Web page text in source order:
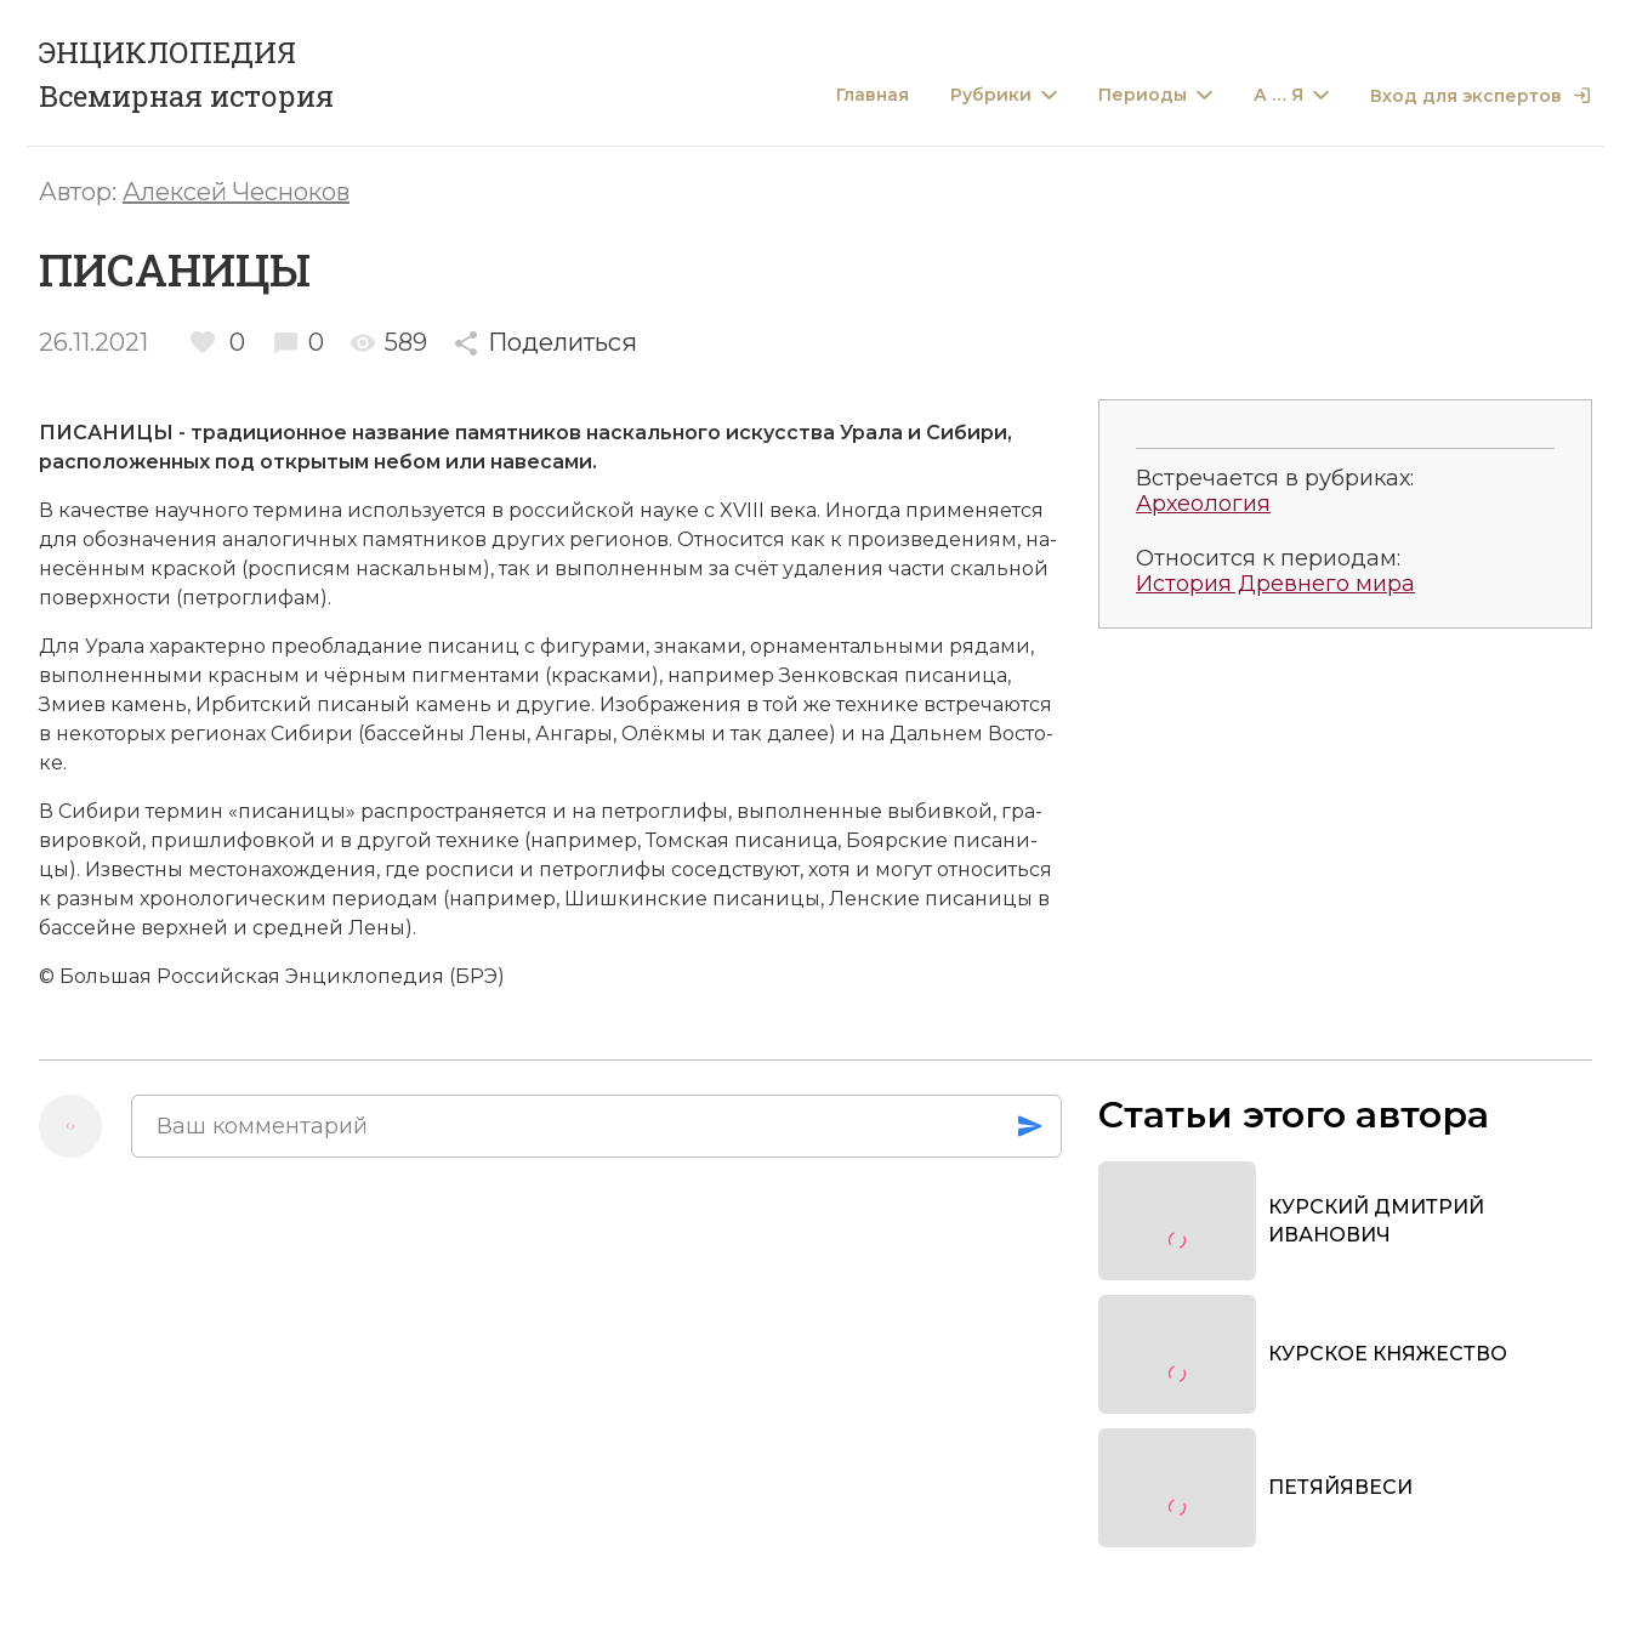
ЭНЦИКЛОПЕДИЯ
Всемирная история
Главная Рубрики Периоды А … Я Вход для экспертов
Автор: Алексей Чесноков
ПИСАНИЦЫ
26.11.2021 0 0 589 Поделиться
ПИСАНИЦЫ - традиционное название памятников наскального искусства Урала и Сибири,
расположенных под открытым небом или навесами.
В ка­че­ст­ве на­учного тер­ми­на ис­поль­зу­ет­ся в российской нау­ке с XVIII века. Ино­гда при­ме­ня­ет­ся
для обо­зна­че­ния ана­ло­гич­ных па­мят­ни­ков других ре­гио­нов. От­но­сит­ся как к про­из­ве­де­ни­ям, на­
не­сён­ным крас­кой (рос­пи­сям на­скаль­ным), так и вы­пол­нен­ным за счёт уда­ле­ния час­ти скаль­ной
по­верх­но­сти (пет­рог­ли­фам).
Для Ура­ла ха­рак­тер­но пре­об­ла­да­ние писаниц с фи­гу­ра­ми, зна­ка­ми, ор­на­мен­таль­ны­ми ря­да­ми,
вы­пол­нен­ны­ми крас­ным и чёр­ным пиг­мен­та­ми (крас­ка­ми), например Зен­ков­ская пи­са­ни­ца,
Зми­ев ка­мень, Ир­бит­ский пи­са­ный ка­мень и другие. Изо­бра­же­ния в той же тех­ни­ке встре­ча­ют­ся
в не­ко­то­рых ре­гио­нах Си­би­ри (бас­сей­ны Ле­ны, Ан­га­ры, Олёк­мы и так далее) и на Даль­нем Вос­то­
ке.
В Си­би­ри тер­мин «писаницы» рас­про­стра­ня­ет­ся и на пет­рог­ли­фы, вы­пол­нен­ные вы­бив­кой, гра­
ви­ров­кой, при­шли­фов­кой и в другой тех­ни­ке (например, Том­ская пи­са­ни­ца, Бо­яр­ские пи­са­ни­
цы). Из­вест­ны ме­сто­на­хо­ж­де­ния, где рос­пи­си и пет­рог­ли­фы со­сед­ст­ву­ют, хо­тя и мо­гут от­но­сить­ся
к раз­ным хро­но­ло­гическим пе­рио­дам (например, Шиш­кин­ские пи­са­ни­цы, Лен­ские пи­са­ни­цы в
бас­сей­не верх­ней и сред­ней Ле­ны).
© Большая Российская Энциклопедия (БРЭ)
Встречается в рубриках:
Археология
Относится к периодам:
История Древнего мира
Статьи этого автора
КУРСКИЙ ДМИТРИЙ
ИВАНОВИЧ
КУРСКОЕ КНЯЖЕСТВО
ПЕТЯЙЯВЕСИ